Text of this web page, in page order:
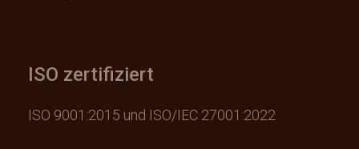
ISO zertifiziert
ISO 9001:2015 und ISO/IEC 27001:2022